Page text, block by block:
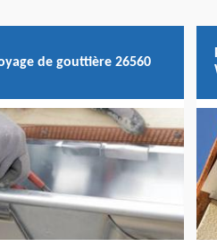
de gouttière 26560